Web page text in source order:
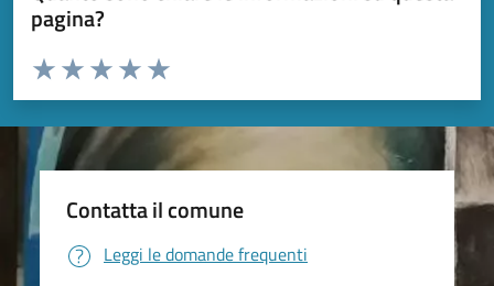
pagina?
Valuta da 1 a 5 stelle la pagina
Valuta 5 stelle su 5
Valuta 4 stelle su 5
Valuta 3 stelle su 5
Valuta 2 stelle su 5
Valuta 1 stelle su 5
Contatta il comune
Leggi le domande frequenti